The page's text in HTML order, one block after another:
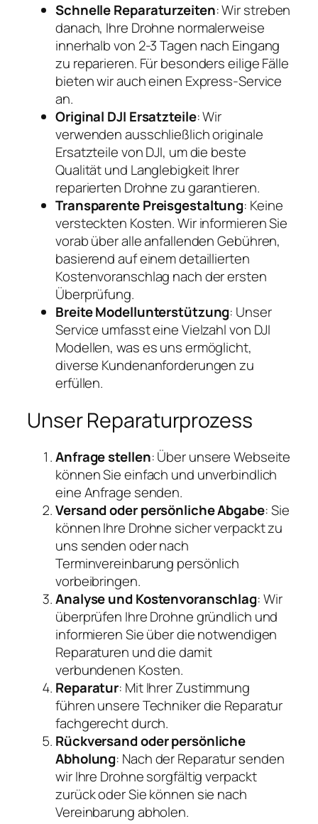
Schnelle Reparaturzeiten: Wir streben
danach, Ihre Drohne normalerweise
innerhalb von 2-3 Tagen nach Eingang
zu reparieren. Für besonders eilige Fälle
bieten wir auch einen Express-Service
an.
Original DJI Ersatzteile: Wir
verwenden ausschließlich originale
Ersatzteile von DJI, um die beste
Qualität und Langlebigkeit Ihrer
reparierten Drohne zu garantieren.
Transparente Preisgestaltung: Keine
versteckten Kosten. Wir informieren Sie
vorab über alle anfallenden Gebühren,
basierend auf einem detaillierten
Kostenvoranschlag nach der ersten
Überprüfung.
Breite Modellunterstützung: Unser
Service umfasst eine Vielzahl von DJI
Modellen, was es uns ermöglicht,
diverse Kundenanforderungen zu
erfüllen.
Unser Reparaturprozess
Anfrage stellen: Über unsere Webseite
können Sie einfach und unverbindlich
eine Anfrage senden.
Versand oder persönliche Abgabe: Sie
können Ihre Drohne sicher verpackt zu
uns senden oder nach
Terminvereinbarung persönlich
vorbeibringen.
Analyse und Kostenvoranschlag: Wir
überprüfen Ihre Drohne gründlich und
informieren Sie über die notwendigen
Reparaturen und die damit
verbundenen Kosten.
Reparatur: Mit Ihrer Zustimmung
führen unsere Techniker die Reparatur
fachgerecht durch.
Rückversand oder persönliche
Abholung: Nach der Reparatur senden
wir Ihre Drohne sorgfältig verpackt
zurück oder Sie können sie nach
Vereinbarung abholen.